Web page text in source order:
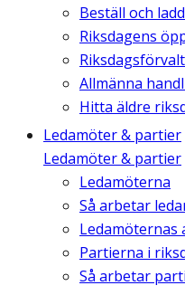
Beställ och
Riksdagens
Allmänna
Hitta äldre
Ledamöter & partier
Ledamöter & partier
Ledamöterna
Så arbetar
Ledamöternas
Partierna i
Så arbetar